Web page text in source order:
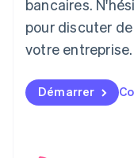
bancaires.
pour discuter
votre entreprise.
Démarrer
Liechtenstein
DeutschEnglish
English
FrançaisDeutsch
Malaisie